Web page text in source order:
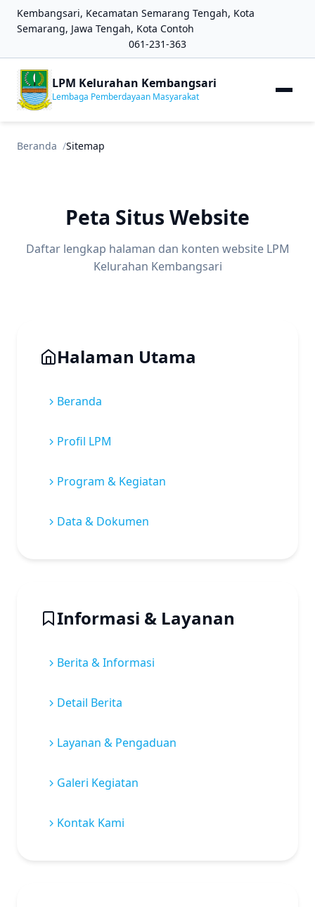
Kembangsari, Kecamatan Semarang Tengah, Kota
Semarang, Jawa Tengah, Kota Contoh
061-231-363
LPM Kelurahan Kembangsari
Lembaga Pemberdayaan Masyarakat
Beranda Sitemap
Peta Situs Website
Daftar lengkap halaman dan konten website LPM
Kelurahan Kembangsari
Halaman Utama
Beranda
Profil LPM
Program & Kegiatan
Data & Dokumen
Informasi & Layanan
Berita & Informasi
Detail Berita
Layanan & Pengaduan
Galeri Kegiatan
Kontak Kami